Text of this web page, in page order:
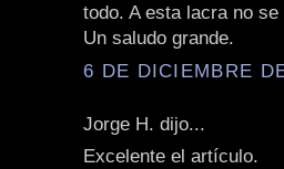
todo. A esta lacra no
Un saludo grande.
6 DE DICIEMBRE
Jorge H. dijo...
Excelente el artículo.